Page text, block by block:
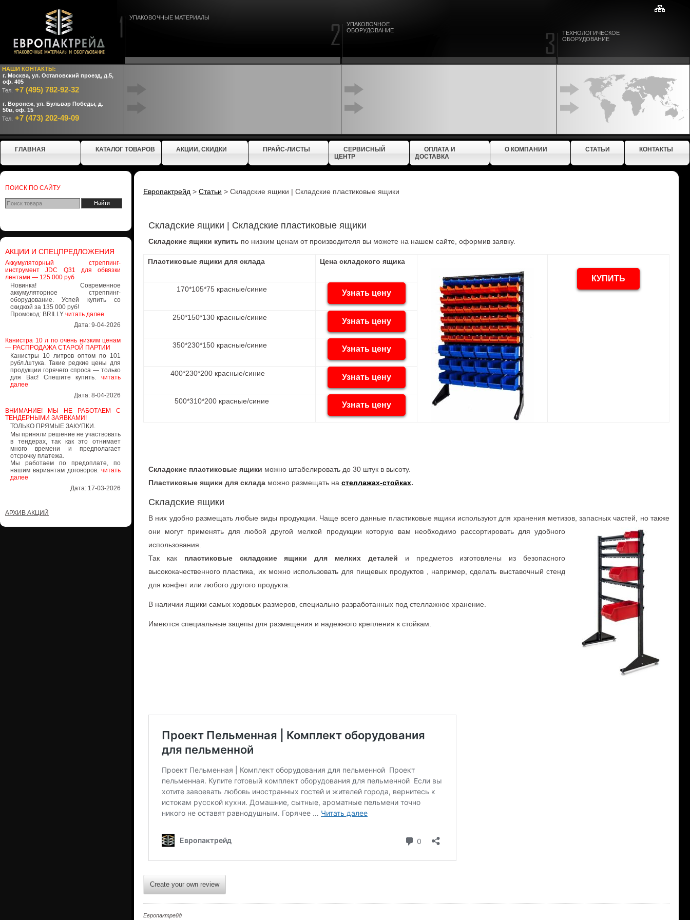
НАШИ КОНТАКТЫ:
г. Москва, ул. Остаповский проезд, д.5,
оф. 405
Тел. +7 (495) 782-92-32
г. Воронеж, ул. Бульвар Победы, д.
50в, оф. 15
Тел. +7 (473) 202-49-09
УПАКОВОЧНЫЕ МАТЕРИАЛЫ
УПАКОВОЧНОЕ
ОБОРУДОВАНИЕ
ТЕХНОЛОГИЧЕСКОЕ
ОБОРУДОВАНИЕ
ГЛАВНАЯ КАТАЛОГ ТОВАРОВ АКЦИИ, СКИДКИ ПРАЙС-ЛИСТЫ
СЕРВИСНЫЙ
ЦЕНТР
ОПЛАТА И
ДОСТАВКА
О КОМПАНИИ СТАТЬИ КОНТАКТЫ
ПОИСК ПО САЙТУ
АКЦИИ И СПЕЦПРЕДЛОЖЕНИЯ
Аккумуляторный стреппинг-
инструмент JDC Q31 для обвязки
лентами — 125 000 руб
Новинка! Современное
аккумуляторное стреппинг-
оборудование. Успей купить со
скидкой за 135 000 руб!
Промокод: BRILLY читать далее
Дата: 9-04-2026
Канистра 10 л по очень низким ценам
— РАСПРОДАЖА СТАРОЙ ПАРТИИ
Канистры 10 литров оптом по 101
рубл./штука. Такие редкие цены для
продукции горячего спроса — только
для Вас! Спешите купить. читать
далее
Дата: 8-04-2026
ВНИМАНИЕ! МЫ НЕ РАБОТАЕМ С
ТЕНДЕРНЫМИ ЗАЯВКАМИ!
ТОЛЬКО ПРЯМЫЕ ЗАКУПКИ.
Мы приняли решение не участвовать
в тендерах, так как это отнимает
много времени и предполагает
отсрочку платежа.
Мы работаем по предоплате, по
нашим вариантам договоров. читать
далее
Дата: 17-03-2026
АРХИВ АКЦИЙ
Европактрейд > Статьи > Складские ящики | Складские пластиковые ящики
Складские ящики | Складские пластиковые ящики
Складские ящики купить по низким ценам от производителя вы можете на нашем сайте, оформив заявку.
Пластиковые ящики для склада Цена складского ящика
КУПИТЬ
170*105*75 красные/синие Узнать цену
250*150*130 красные/синие Узнать цену
350*230*150 красные/синие Узнать цену
400*230*200 красные/синие Узнать цену
500*310*200 красные/синие Узнать цену
Складские пластиковые ящики можно штабелировать до 30 штук в высоту.
Пластиковые ящики для склада можно размещать на стеллажах-стойках.
Складские ящики
В них удобно размещать любые виды продукции. Чаще всего данные пластиковые ящики используют для хранения метизов, запасных частей, но также
они могут применять для любой другой мелкой продукции которую вам необходимо рассортировать для удобного
использования.
Так как пластиковые складские ящики для мелких деталей и предметов изготовлены из безопасного
высококачественного пластика, их можно использовать для пищевых продуктов , например, сделать выставочный стенд
для конфет или любого другого продукта.
В наличии ящики самых ходовых размеров, специально разработанных под стеллажное хранение.
Имеются специальные зацепы для размещения и надежного крепления к стойкам.
Create your own review
Европактрейд